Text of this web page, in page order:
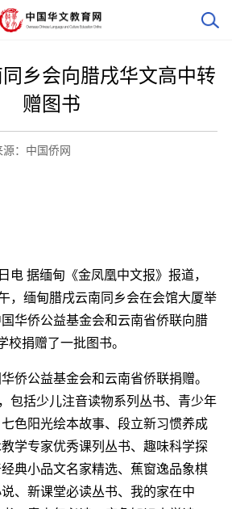
乡会向腊戌华文高中转
赠图书
源：中国侨网
据缅甸《金凤凰中文报》报道，
，缅甸腊戌云南同乡会在会馆大厦举
华侨公益基金会和云南省侨联向腊
校捐赠了一批图书。
公益基金会和云南省侨联捐赠。
包括少儿注音读物系列丛书、青少年
色阳光绘本故事、段立新习惯养成
学专家优秀课列丛书、趣味科学探
典小品文名家精选、蕉窗逸品象棋
、新课堂必读丛书、我的家在中